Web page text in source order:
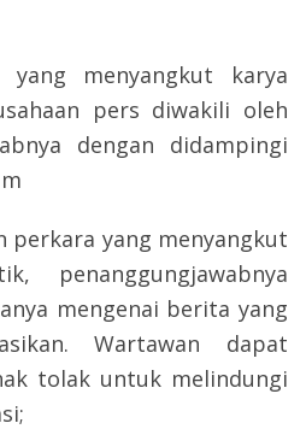
yang menyangkut karya
pers diwakili oleh
dengan didampingi
perkara yang menyangkut
penanggungjawabnya
mengenai berita yang
Wartawan dapat
tolak untuk melindungi